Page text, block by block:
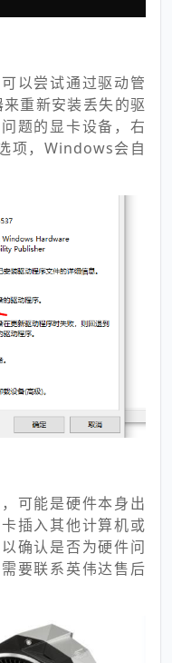
以尝试通过驱动管
重新安装丢失的驱
题的显卡设备，右
项，Windows会自
可能是硬件本身出
插入其他计算机或
确认是否为硬件问
要联系英伟达售后